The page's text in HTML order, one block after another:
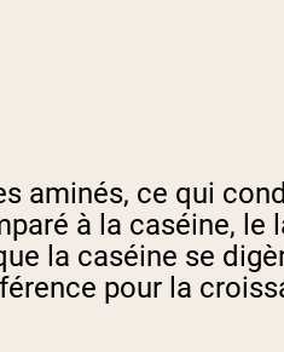
aminés, ce qui
à la caséine, le
la caséine se
pour la